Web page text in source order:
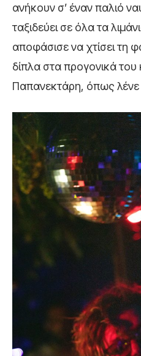
ανήκουν σ’ έναν παλιό
ταξιδεύει σε όλα τα
αποφάσισε να χτίσει τη
δίπλα στα προγονικά
Παπανεκτάρη, όπως λένε